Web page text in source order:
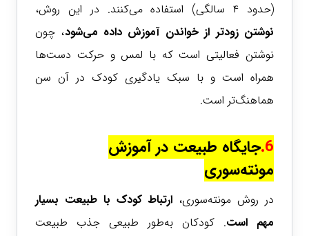
(حدود ۴ سالگی) استفاده می‌کنند. در این روش،
نوشتن زودتر از خواندن آموزش داده می‌شود، چون
نوشتن فعالیتی است که با لمس و حرکت دست‌ها
همراه است و با سبک یادگیری کودک در آن سن
هماهنگ‌تر است.
6. جایگاه طبیعت در آموزش
مونته‌سوری
در روش مونته‌سوری، ارتباط کودک با طبیعت بسیار
مهم است. کودکان به‌طور طبیعی جذب طبیعت